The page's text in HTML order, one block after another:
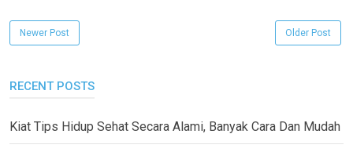
Newer Post Older Post
RECENT POSTS
Kiat Tips Hidup Sehat Secara Alami, Banyak Cara Dan Mudah